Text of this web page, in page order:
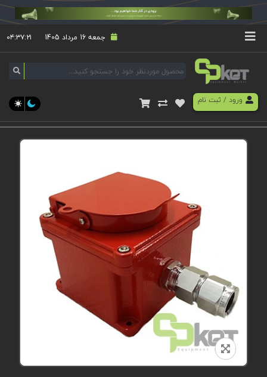
جمعه 16 مرداد 1405 ۰۴:۳۷:۲۱
ورود/ ثبت نام